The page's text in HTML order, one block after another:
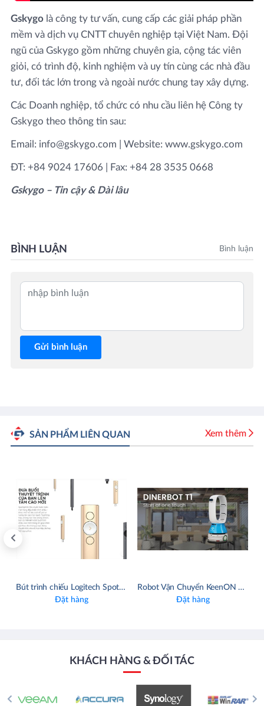
Gskygo là công ty tư vấn, cung cấp các giải pháp phần
mềm và dịch vụ CNTT chuyên nghiệp tại Việt Nam. Đội
ngũ của Gskygo gồm những chuyên gia, cộng tác viên
giỏi, có trình độ, kinh nghiệm và uy tín cùng các nhà đầu
tư, đối tác lớn trong và ngoài nước chung tay xây dựng.
Các Doanh nghiệp, tổ chức có nhu cầu liên hệ Công ty
Gskygo theo thông tin sau:
Email: info@gskygo.com | Website: www.gskygo.com
ĐT: +84 9024 17606 | Fax: +84 28 3535 0668
Gskygo – Tin cậy & Dài lâu
BÌNH LUẬN Bình luận
Gửi bình luận
SẢN PHẨM LIÊN QUAN Xem thêm
Bút trình chiếu Logitech Spotlight
Đặt hàng
Robot Vận Chuyển KeenON Robotics T1
Đặt hàng
KHÁCH HÀNG & ĐỐI TÁC